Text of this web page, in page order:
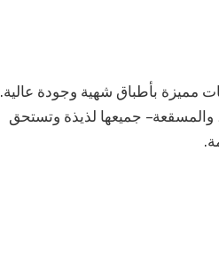
مميزة بأطباق شهية وجودة عالية.
والمسقعة – جميعها لذيذة وتستحق